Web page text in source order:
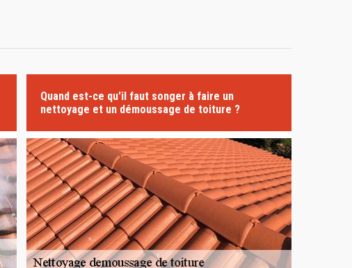
Quand est-ce qu'il faut songer à faire un
nettoyage et un démoussage de toiture ?